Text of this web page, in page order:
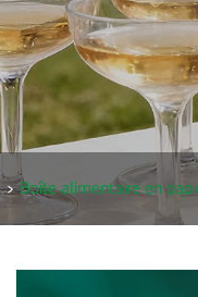
Boîte alimentaire en